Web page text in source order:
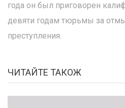
года он был приговорен
девяти годам тюрьмы за
преступления.
ЧИТАЙТЕ ТАКОЖ